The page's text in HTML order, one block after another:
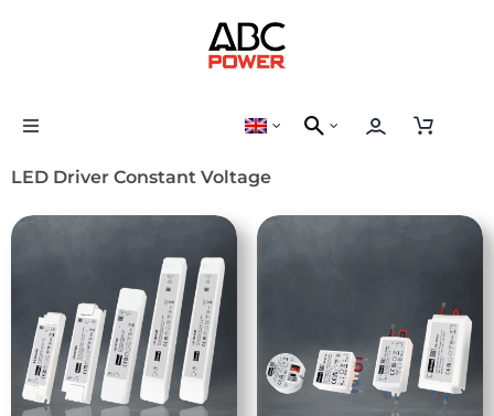
Toggle
LED Driver
Control Device
LED Driver Constant Voltage